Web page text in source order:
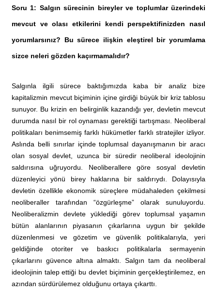
Soru 1: Salgın sürecinin bireyler ve toplumlar üzerindeki
mevcut ve olası etkilerini kendi perspektifinizden nasıl
yorumlarsınız? Bu sürece ilişkin eleştirel bir yorumlama
sizce neleri gözden kaçırmamalıdır?
Salgınla ilgili sürece baktığımızda kaba bir analiz bize
kapitalizmin mevcut biçiminin içine girdiği büyük bir kriz tablosu
sunuyor. Bu krizin en belirginlik kazandığı yer, devletin mevcut
durumda nasıl bir rol oynaması gerektiği tartışması. Neoliberal
politikaları benimsemiş farklı hükümetler farklı stratejiler izliyor.
Aslında belli sınırlar içinde toplumsal dayanışmanın bir aracı
olan sosyal devlet, uzunca bir süredir neoliberal ideolojinin
saldırısına uğruyordu. Neoliberallere göre sosyal devletin
düzenleyici yönü birey haklarına bir saldırıydı. Dolayısıyla
devletin özellikle ekonomik süreçlere müdahaleden çekilmesi
neoliberaller tarafından “özgürleşme” olarak sunuluyordu.
Neoliberalizmin devlete yüklediği görev toplumsal yaşamın
bütün alanlarının piyasanın çıkarlarına uygun bir şekilde
düzenlenmesi ve gözetim ve güvenlik politikalarıyla, yeri
geldiğinde otoriter ve baskıcı politikalarla sermayenin
çıkarlarını güvence altına almaktı. Salgın tam da neoliberal
ideolojinin talep ettiği bu devlet biçiminin gerçekleştirilemez, en
azından sürdürülemez olduğunu ortaya çıkarttı.